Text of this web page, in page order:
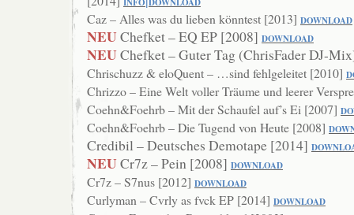
Caz – Alles was du lieben könntest [2013] DOWNLOAD
NEUChefket – EQ EP [2008] DOWNLOAD
NEUChefket – Guter Tag (ChrisFader DJ-
Chrischuzz & eloQuent – …sind fehlgeleitet [2010]
Chrizzo – Eine Welt voller Träume und leerer
Coehn&Foehrb – Mit der Schaufel auf’s Ei [2007]
Coehn&Foehrb – Die Tugend von Heute [2008]
Credibil – Deutsches Demotape [2014]
NEUCr7z – Pein [2008] DOWNLOAD
Cr7z – S7nus [2012] DOWNLOAD
Curlyman – Cvrly as fvck EP [2014] DOWNLOAD